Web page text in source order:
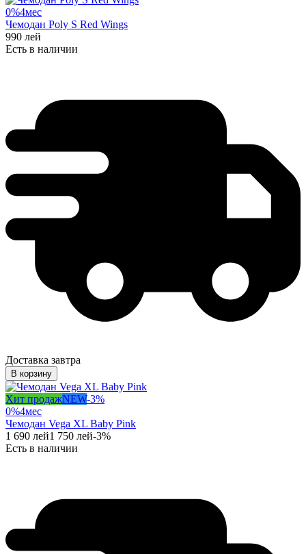
0%4мес
Чемодан Poly S Red Wings
990 лей
Есть в наличии
Доставка завтра
В корзину
Хит продажNEW-3%
0%4мес
Чемодан Vega XL Baby Pink
1 690 лей1 750 лей-3%
Есть в наличии